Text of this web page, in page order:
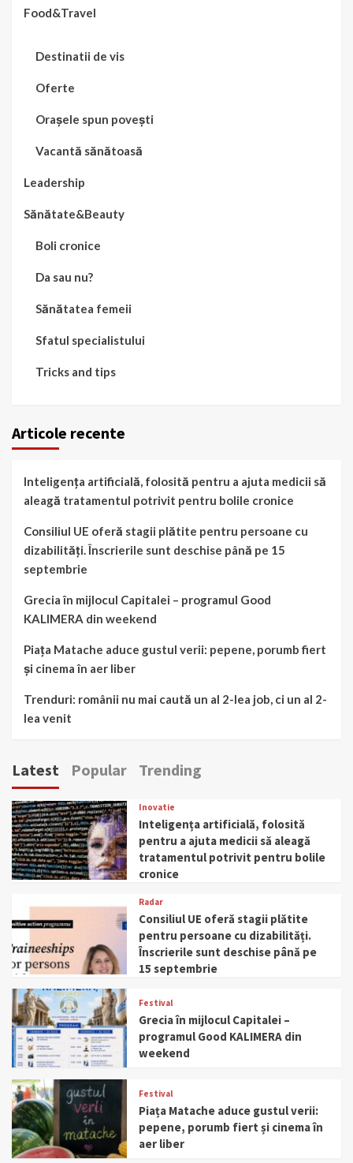
Food&Travel
Destinatii de vis
Oferte
Orașele spun povești
Vacantă sănătoasă
Leadership
Sănătate&Beauty
Boli cronice
Da sau nu?
Sănătatea femeii
Sfatul specialistului
Tricks and tips
Articole recente
Inteligența artificială, folosită pentru a ajuta medicii să
aleagă tratamentul potrivit pentru bolile cronice
Consiliul UE oferă stagii plătite pentru persoane cu
dizabilități. Înscrierile sunt deschise până pe 15
septembrie
Grecia în mijlocul Capitalei – programul Good
KALIMERA din weekend
Piața Matache aduce gustul verii: pepene, porumb fiert
și cinema în aer liber
Trenduri: românii nu mai caută un al 2-lea job, ci un al 2-
lea venit
Latest Popular Trending
Inovatie
Inteligența artificială, folosită
pentru a ajuta medicii să aleagă
tratamentul potrivit pentru bolile
cronice
Radar
Consiliul UE oferă stagii plătite
pentru persoane cu dizabilități.
Înscrierile sunt deschise până pe
15 septembrie
Festival
Grecia în mijlocul Capitalei –
programul Good KALIMERA din
weekend
Festival
Piața Matache aduce gustul verii:
pepene, porumb fiert și cinema în
aer liber